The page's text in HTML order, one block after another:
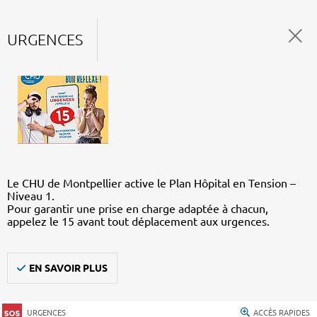
URGENCES
Le CHU de Montpellier active le Plan Hôpital en Tension –
Niveau 1.
Pour garantir une prise en charge adaptée à chacun,
appelez le 15 avant tout déplacement aux urgences.
EN SAVOIR PLUS
URGENCES ACCÈS RAPIDES